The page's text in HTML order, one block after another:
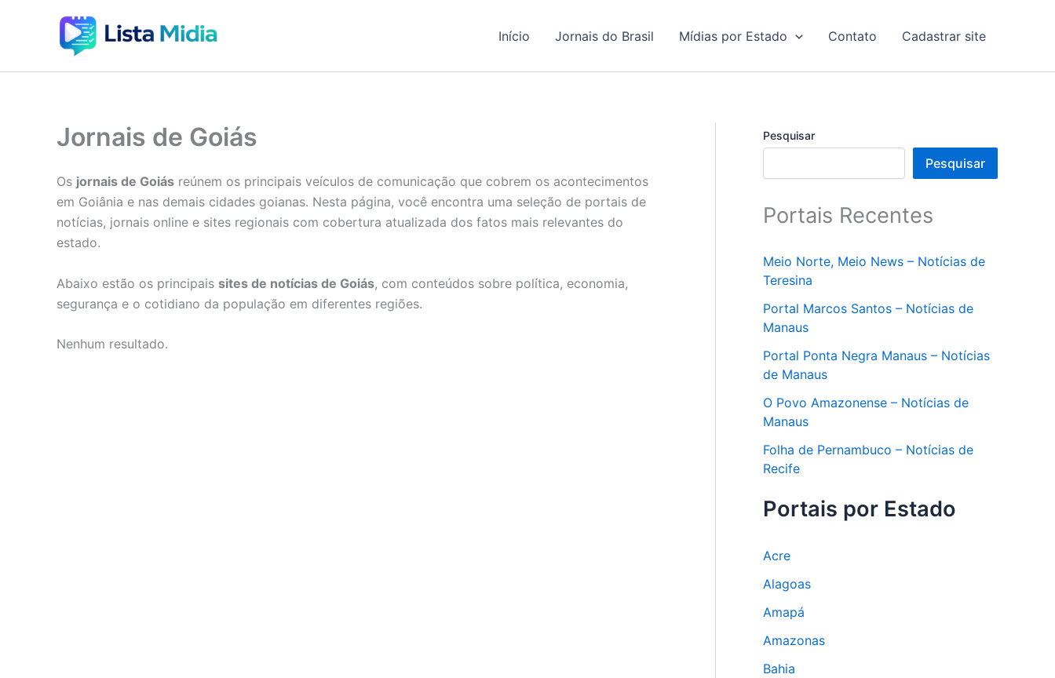
conteúdo
Início Jornais do Brasil Mídias por Estado Contato Cadastrar site
Jornais de Goiás
Os jornais de Goiás reúnem os principais veículos de comunicação que cobrem os acontecimentos
em Goiânia e nas demais cidades goianas. Nesta página, você encontra uma seleção de portais de
notícias, jornais online e sites regionais com cobertura atualizada dos fatos mais relevantes do
estado.
Abaixo estão os principais sites de notícias de Goiás, com conteúdos sobre política, economia,
segurança e o cotidiano da população em diferentes regiões.
Nenhum resultado.
Pesquisar
Pesquisar
Portais Recentes
Meio Norte, Meio News – Notícias de
Teresina
Portal Marcos Santos – Notícias de
Manaus
Portal Ponta Negra Manaus – Notícias
de Manaus
O Povo Amazonense – Notícias de
Manaus
Folha de Pernambuco – Notícias de
Recife
Portais por Estado
Acre
Alagoas
Amapá
Amazonas
Bahia